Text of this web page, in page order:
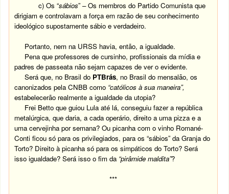
c) Os “sábios” – Os membros do Partido Comunista que
dirigiam e controlavam a força em razão de seu conhecimento
ideológico supostamente sábio e verdadeiro.
Portanto, nem na URSS havia, então, a igualdade.
Pena que professores de cursinho, profissionais da mídia e
padres de passeata não sejam capazes de ver o evidente.
Será que, no Brasil do PTBrás, no Brasil do mensalão, os
canonizados pela CNBB como “católicos à sua maneira”,
estabelecerão realmente a igualdade da utopia?
Frei Betto que guiou Lula até lá, conseguiu fazer a república
metalúrgica, que daria, a cada operário, direito a uma pizza e a
uma cervejinha por semana? Ou picanha com o vinho Romané-
Conti ficou só para os privilegiados, para os “sábios” da Granja do
Torto? Direito à picanha só para os simpáticos do Torto? Será
isso igualdade? Será isso o fim da“pirâmide maldita”?
***